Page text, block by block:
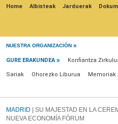
Home Albisteak Jarduerak
NUESTRA ORGANIZACIÓN
Gure erakundea
GURE ERAKUNDEA Konfiantza
Sariak Ohorezko Liburua Memoriak
MADRID | SU MAJESTAD EN LA
NUEVA ECONOMÍA FÓRUM